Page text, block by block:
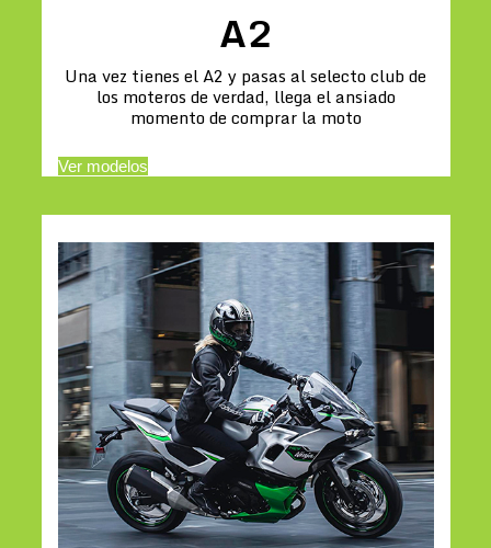
A2
Una vez tienes el A2 y pasas al selecto club de
los moteros de verdad, llega el ansiado
momento de comprar la moto
Ver modelos